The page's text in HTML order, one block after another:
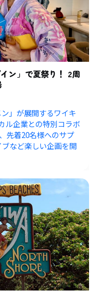
ン」で夏祭り！ 2周
」が展開するワイキ
ル企業との特別コラボ
先着20名様へのサプ
など楽しい企画を開